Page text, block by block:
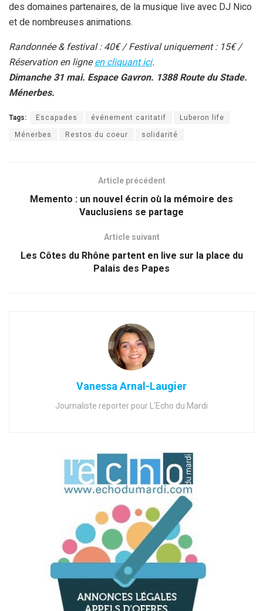
des domaines partenaires, de la musique live avec DJ Nico
et de nombreuses animations.
Randonnée & festival : 40€ / Festival uniquement : 15€ /
Réservation en ligneen cliquant ici.
Dimanche 31 mai. Espace Gavron. 1388 Route du Stade.
Ménerbes.
Tags: Escapades événement caritatif Luberon life
Ménerbes Restos du coeur solidarité
Article précédent
Memento : un nouvel écrin où la mémoire des
Vauclusiens se partage
Article suivant
Les Côtes du Rhône partent en live sur la place du
Palais des Papes
Vanessa Arnal-Laugier
Journaliste reporter pour L'Echo du Mardi